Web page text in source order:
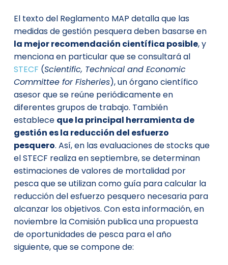
El texto del Reglamento MAP detalla que las
medidas de gestión pesquera deben basarse en
la mejor recomendación científica posible, y
menciona en particular que se consultará al
STECF (Scientific, Technical and Economic
Committee for Fisheries), un órgano científico
asesor que se reúne periódicamente en
diferentes grupos de trabajo. También
establece que la principal herramienta de
gestión es la reducción del esfuerzo
pesquero. Así, en las evaluaciones de stocks que
el STECF realiza en septiembre, se determinan
estimaciones de valores de mortalidad por
pesca que se utilizan como guía para calcular la
reducción del esfuerzo pesquero necesaria para
alcanzar los objetivos. Con esta información, en
noviembre la Comisión publica una propuesta
de oportunidades de pesca para el año
siguiente, que se compone de: